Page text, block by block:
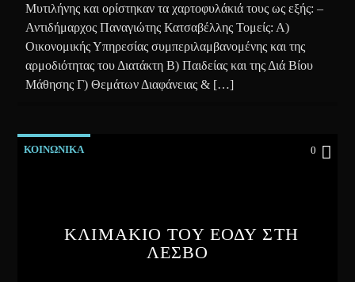
Μυτιλήνης και ορίστηκαν τα χαρτοφυλάκιά τους ως εξής: –
Αντιδήμαρχος Παναγιώτης Κατσαβέλλης Τομείς: Α)
Οικονομικής Υπηρεσίας συμπεριλαμβανομένης και της
αρμοδιότητας του Διατάκτη Β) Παιδείας και της Διά Βίου
Μάθησης Γ) Θεμάτων Διαφάνειας & […]
ΚΟΙΝΩΝΙΚΑ 0
ΚΛΙΜΑΚΙΟ ΤΟΥ ΕΟΔΥ ΣΤΗ
ΛΕΣΒΟ